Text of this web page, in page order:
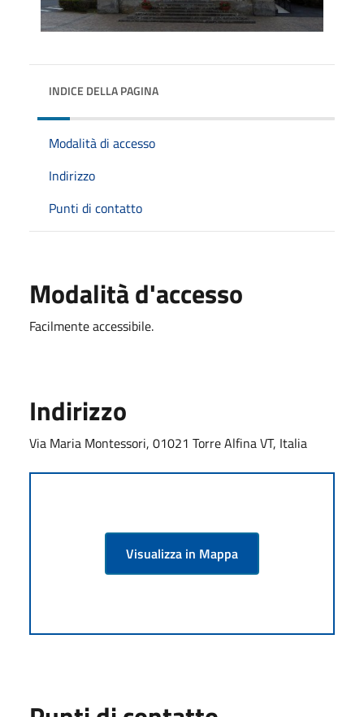
INDICE DELLA PAGINA
Modalità di accesso
Indirizzo
Punti di contatto
Modalità d'accesso
Facilmente accessibile.
Indirizzo
Via Maria Montessori, 01021 Torre Alfina VT, Italia
Visualizza in Mappa